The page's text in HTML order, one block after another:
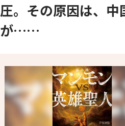
圧。その原因は、
が……